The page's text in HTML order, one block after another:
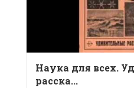
Наука для всех.
расска...